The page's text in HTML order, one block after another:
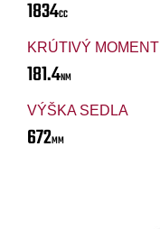
1834CC
KRÚTIVÝ MOMENT
181.4NM
VÝŠKA SEDLA
672MM